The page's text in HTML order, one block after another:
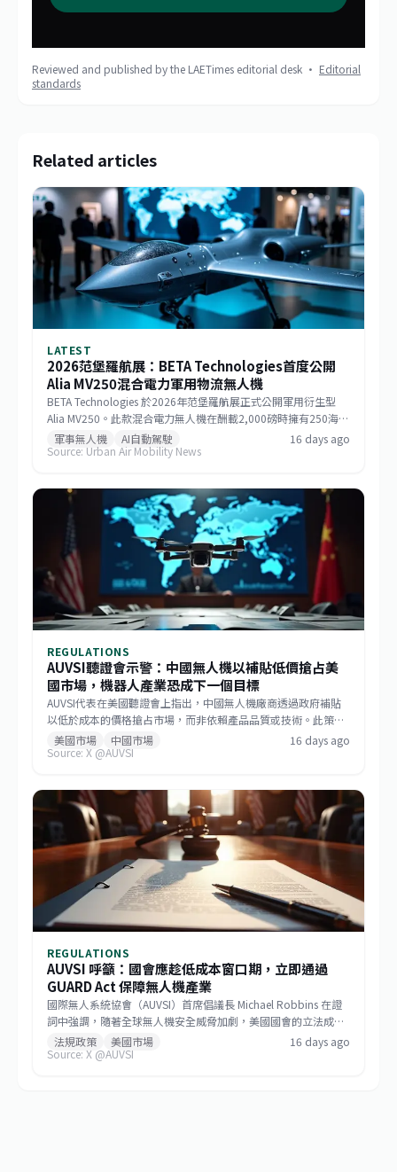
Reviewed and published by the LAETimes editorial desk · Editorial
standards
Related articles
LATEST
2026范堡羅航展：BETA Technologies首度公開
Alia MV250混合電力軍用物流無人機
BETA Technologies 於2026年范堡羅航展正式公開軍用衍生型
Alia MV250。此款混合電力無人機在酬載2,000磅時擁有250海里
戰術航程，若酬載減至1,000磅則任務半徑可達750海里，巡航速
度逾170節。該機整合GE Aerospace研發的渦輪發電機與
換任務模組。BETA強調，相較於傾轉旋翼機，MV250能以更低成
本提供更遠、更快的運補能力，滿足未來分散式作戰需求。
軍事無人機 AI自動駕駛
16 days ago
Source: Urban Air Mobility News
REGULATIONS
AUVSI聽證會示警：中國無人機以補貼低價搶占美
國市場，機器人產業恐成下一個目標
AUVSI代表在美國聽證會上指出，中國無人機廠商透過政府補貼
以低於成本的價格搶占市場，而非依賴產品品質或技術。此策略
已成功主導美國消費級與商用無人機市場，如今相同模式正擴散
至機器人領域。此舉促使美國國會推動《GUARD Act》，並喚起
來擴大非紅供應鏈的機會，但業者仍需強化技術自主與國際合規
能力。
美國市場 中國市場
16 days ago
Source: X @AUVSI
REGULATIONS
AUVSI 呼籲：國會應趁低成本窗口期，立即通過
GUARD Act 保障無人機產業
國際無人系統協會（AUVSI）首席倡議長 Michael Robbins 在證
詞中強調，隨著全球無人機安全威脅加劇，美國國會的立法成本
窗口已開啟。他呼籲立法者把握時機，立即通過《防止無人機攻
擊與保障國土安全法案》（GUARD Act），以最低的成本結構來
法規政策 美國市場
16 days ago
Source: X @AUVSI